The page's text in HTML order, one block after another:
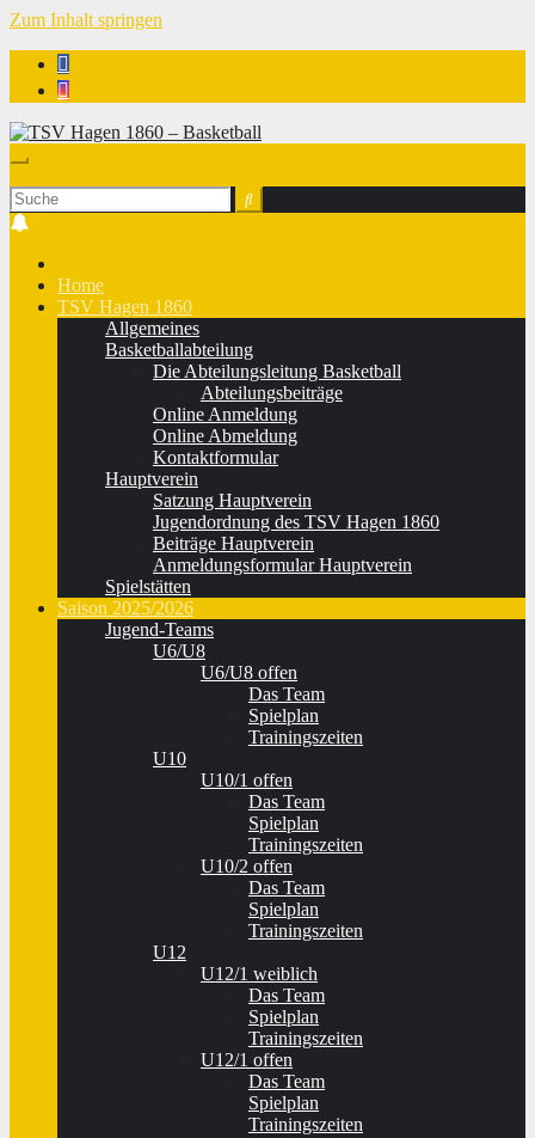
Zum Inhalt springen
Home
TSV Hagen 1860
Allgemeines
Basketballabteilung
Die Abteilungsleitung Basketball
Abteilungsbeiträge
Online Anmeldung
Online Abmeldung
Kontaktformular
Hauptverein
Satzung Hauptverein
Jugendordnung des TSV Hagen 1860
Beiträge Hauptverein
Anmeldungsformular Hauptverein
Spielstätten
Saison 2025/2026
Jugend-Teams
U6/U8
U6/U8 offen
Das Team
Spielplan
Trainingszeiten
U10
U10/1 offen
Das Team
Spielplan
Trainingszeiten
U10/2 offen
Das Team
Spielplan
Trainingszeiten
U12
U12/1 weiblich
Das Team
Spielplan
Trainingszeiten
U12/1 offen
Das Team
Spielplan
Trainingszeiten